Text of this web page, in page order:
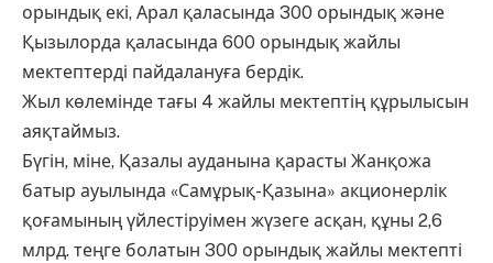
орындық екі, Арал қаласында 300 орындық және
Қызылорда қаласында 600 орындық жайлы
мектептерді пайдалануға бердік.
Жыл көлемінде тағы 4 жайлы мектептің құрылысын
аяқтаймыз.
Бүгін, міне, Қазалы ауданына қарасты Жанқожа
батыр ауылында «Самұрық-Қазына» акционерлік
қоғамының үйлестіруімен жүзеге асқан, құны 2,6
млрд. теңге болатын 300 орындық жайлы мектепті